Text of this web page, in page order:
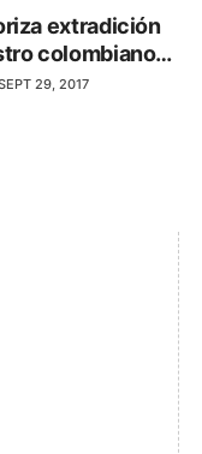
extradición
colombiano
Arias
29, 2017